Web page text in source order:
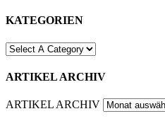
KATEGORIEN
ARTIKEL ARCHIV
ARTIKEL ARCHIV